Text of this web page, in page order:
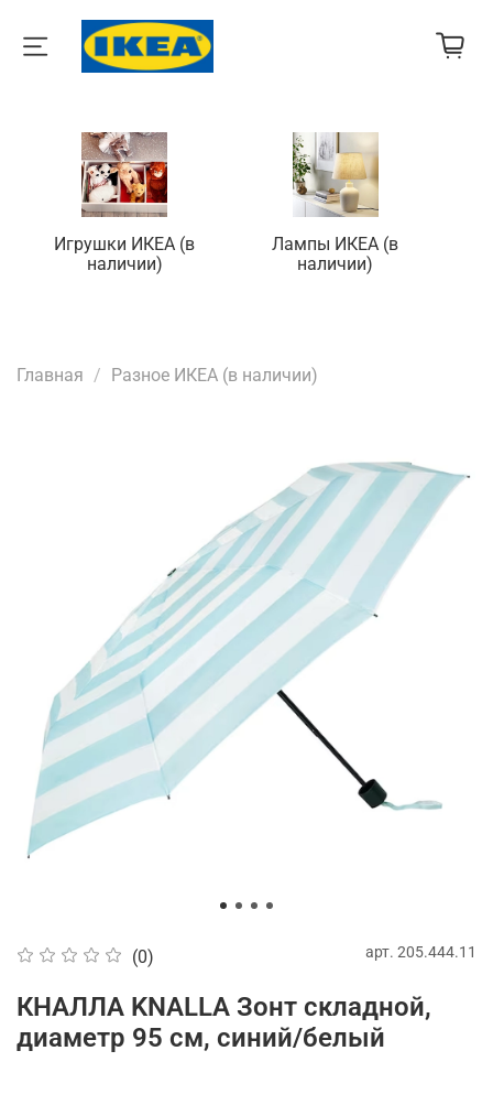
Игрушки ИКЕА (в
наличии)
Лампы ИКЕА (в
наличии)
Главная Разное ИКЕА (в наличии)
(0) арт. 205.444.11
КНАЛЛА KNALLA Зонт складной,
диаметр 95 см, синий/белый